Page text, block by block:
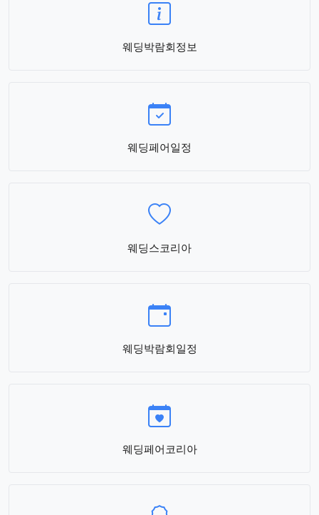
웨딩박람회정보
웨딩페어일정
웨딩스코리아
웨딩박람회일정
웨딩페어코리아